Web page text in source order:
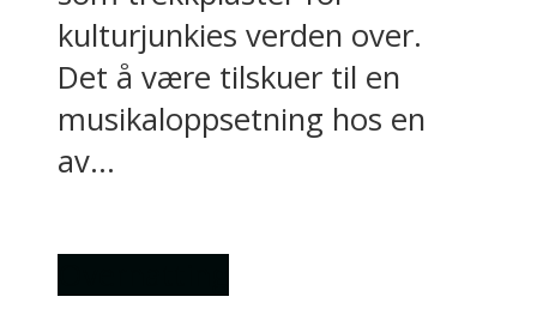
kulturjunkies verden over.
Det å være tilskuer til en
musikaloppsetning hos en
av...